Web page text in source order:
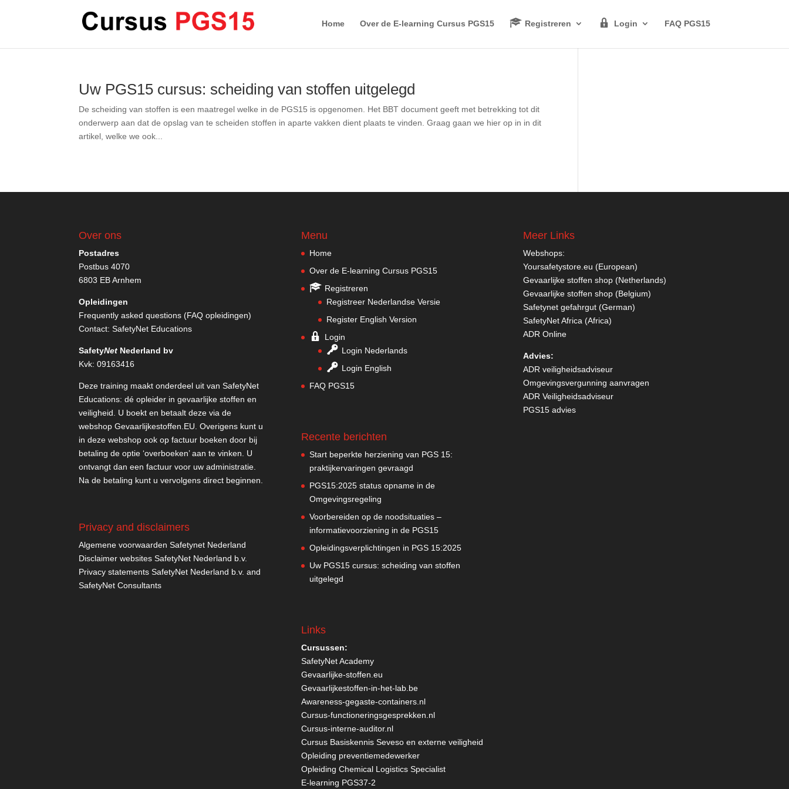
Home Over de E-learning Cursus PGS15 Registreren Login FAQ PGS15
Uw PGS15 cursus: scheiding van stoffen uitgelegd
De scheiding van stoffen is een maatregel welke in de PGS15 is opgenomen. Het BBT document geeft met betrekking tot dit
onderwerp aan dat de opslag van te scheiden stoffen in aparte vakken dient plaats te vinden. Graag gaan we hier op in in dit
artikel, welke we ook...
Over ons
Postadres
Postbus 4070
6803 EB Arnhem
Opleidingen
Frequently asked questions (FAQ opleidingen)
Contact:SafetyNet Educations
SafetyNet Nederland bv
Kvk: 09163416
Deze training maakt onderdeel uit van SafetyNet
Educations: dé opleider in gevaarlijke stoffen en
veiligheid. U boekt en betaalt deze via de
webshopGevaarlijkestoffen.EU . Overigens kunt u
in deze webshop ook op factuur boeken door bij
betaling de optie ‘overboeken’ aan te vinken. U
ontvangt dan een factuur voor uw administratie.
Na de betaling kunt u vervolgens direct beginnen.
Privacy and disclaimers
Algemene voorwaarden Safetynet Nederland
Disclaimer websites SafetyNet Nederland b.v.
Privacy statements SafetyNet Nederland b.v. and
SafetyNet Consultants
Menu
Home
Over de E-learning Cursus PGS15
Registreren
Registreer Nederlandse Versie
Register English Version
Login
Login Nederlands
Login English
FAQ PGS15
Recente berichten
Start beperkte herziening van PGS 15:
praktijkervaringen gevraagd
PGS15:2025 status opname in de
Omgevingsregeling
Voorbereiden op de noodsituaties –
informatievoorziening in de PGS15
Opleidingsverplichtingen in PGS 15:2025
Uw PGS15 cursus: scheiding van stoffen
uitgelegd
Links
Cursussen:
SafetyNet Academy
Gevaarlijke-stoffen.eu
Gevaarlijkestoffen-in-het-lab.be
Awareness-gegaste-containers.nl
Cursus-functioneringsgesprekken.nl
Cursus-interne-auditor.nl
Cursus Basiskennis Seveso en externe veiligheid
Opleiding preventiemedewerker
Opleiding Chemical Logistics Specialist
E-learning PGS37-2
Meer Links
Webshops:
Yoursafetystore.eu (European)
Gevaarlijke stoffen shop (Netherlands)
Gevaarlijke stoffen shop (Belgium)
Safetynet gefahrgut(German)
SafetyNet Africa (Africa)
ADR Online
Advies:
ADR veiligheidsadviseur
Omgevingsvergunning aanvragen
ADR Veiligheidsadviseur
PGS15 advies